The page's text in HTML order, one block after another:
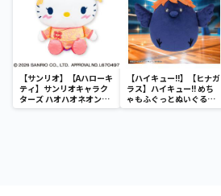
【サンリオ】【Aハローキ
ティ】サンリオキャラク
ターズ ハオハオネオンタ
ウンドールBIGタイプ1
【ハイキュー!!】【ヒナガ
ラス】ハイキュー!! めち
ゃもふぐっとぬいぐるみ
～ヒナガラス～